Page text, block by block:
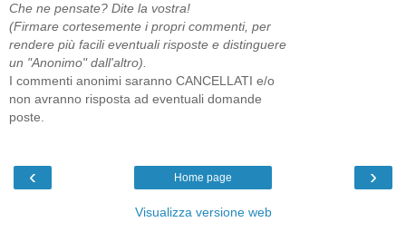
Che ne pensate? Dite la vostra!
(Firmare cortesemente i propri commenti, per
rendere più facili eventuali risposte e distinguere
un "Anonimo" dall'altro).
I commenti anonimi saranno CANCELLATI e/o
non avranno risposta ad eventuali domande
poste.
‹ ›
Home page
Visualizza versione web